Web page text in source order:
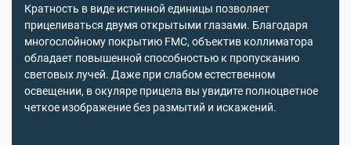
Кратность в виде истинной единицы позволяет
прицеливаться двумя открытыми глазами. Благодаря
многослойному покрытию FMC, объектив коллиматора
обладает повышенной способностью к пропусканию
световых лучей. Даже при слабом естественном
освещении, в окуляре прицела вы увидите полноцветное
четкое изображение без размытий и искажений.